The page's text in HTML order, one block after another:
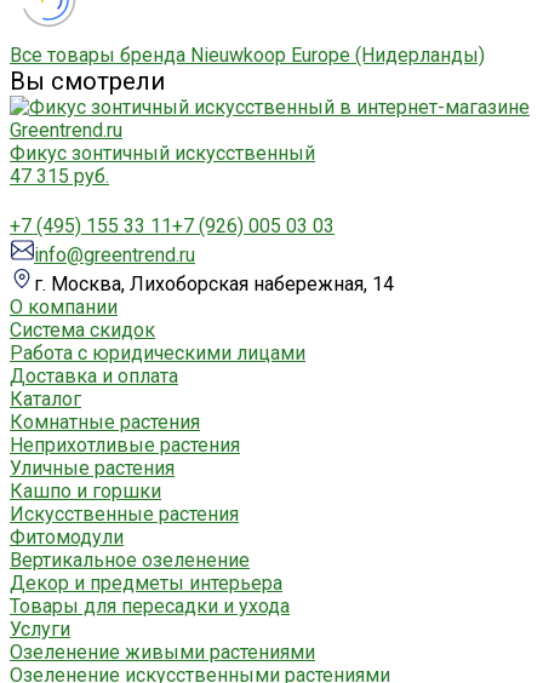
Все товары бренда Nieuwkoop Europe (Нидерланды)
Вы смотрели
Фикус зонтичный искусственный
47 315 руб.
+7 (495) 155 33 11+7 (926) 005 03 03
info@greentrend.ru
г. Москва, Лихоборская набережная, 14
О компании
Система скидок
Работа с юридическими лицами
Доставка и оплата
Каталог
Комнатные растения
Неприхотливые растения
Уличные растения
Кашпо и горшки
Искусственные растения
Фитомодули
Вертикальное озеленение
Декор и предметы интерьера
Товары для пересадки и ухода
Услуги
Озеленение живыми растениями
Озеленение искусственными растениями